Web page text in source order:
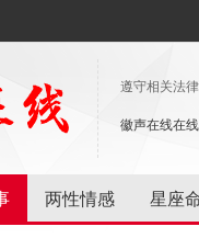
遵守相关法
徽声在线在
两性情感 星座